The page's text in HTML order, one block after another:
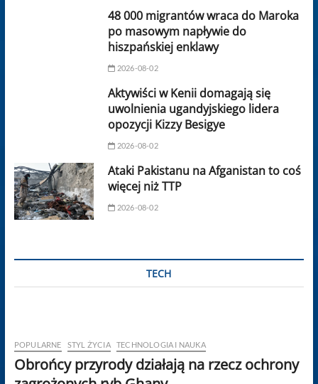
48 000 migrantów wraca do Maroka
po masowym napływie do
hiszpańskiej enklawy
2026-08-02
Aktywiści w Kenii domagają się
uwolnienia ugandyjskiego lidera
opozycji Kizzy Besigye
2026-08-02
Ataki Pakistanu na Afganistan to coś
więcej niż TTP
2026-08-02
TECH
POPULARNE STYL ŻYCIA TECHNOLOGIA I NAUKA
Obrońcy przyrody działają na rzecz ochrony